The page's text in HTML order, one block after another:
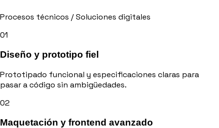
Procesos técnicos / Soluciones digitales
01
Diseño y prototipo fiel
Prototipado funcional y especificaciones claras para
pasar a código sin ambigüedades.
02
Maquetación y frontend avanzado